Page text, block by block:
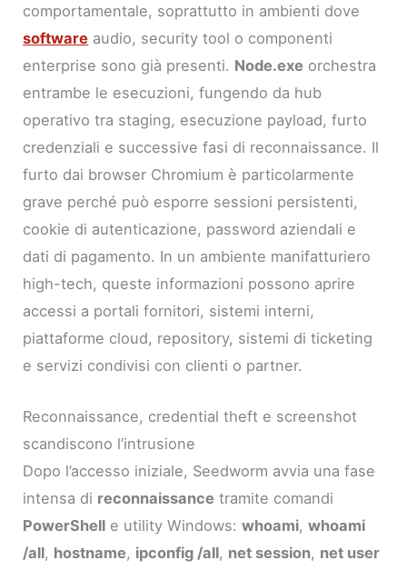
comportamentale, soprattutto in ambienti dove
software audio, security tool o componenti
enterprise sono già presenti. Node.exe orchestra
entrambe le esecuzioni, fungendo da hub
operativo tra staging, esecuzione payload, furto
credenziali e successive fasi di reconnaissance. Il
furto dai browser Chromium è particolarmente
grave perché può esporre sessioni persistenti,
cookie di autenticazione, password aziendali e
dati di pagamento. In un ambiente manifatturiero
high-tech, queste informazioni possono aprire
accessi a portali fornitori, sistemi interni,
piattaforme cloud, repository, sistemi di ticketing
e servizi condivisi con clienti o partner.
Reconnaissance, credential theft e screenshot
scandiscono l’intrusione
Dopo l’accesso iniziale, Seedworm avvia una fase
intensa di reconnaissance tramite comandi
PowerShell e utility Windows:whoami,whoami
/all, hostname, ipconfig /all, net session, net user